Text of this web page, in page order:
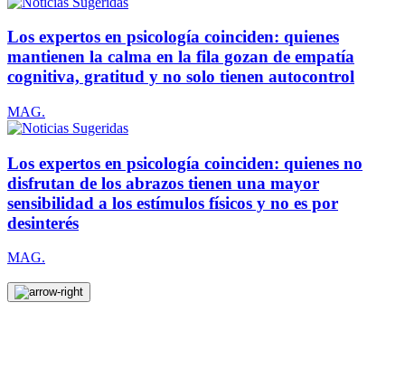
Los expertos en psicología coinciden: quienes
mantienen la calma en la fila gozan de empatía
cognitiva, gratitud y no solo tienen autocontrol
MAG.
Los expertos en psicología coinciden: quienes no
disfrutan de los abrazos tienen una mayor
sensibilidad a los estímulos físicos y no es por
desinterés
MAG.